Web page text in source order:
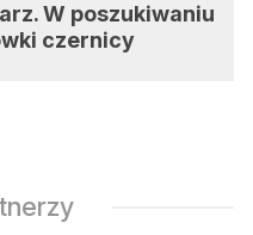
W poszukiwaniu
czernicy